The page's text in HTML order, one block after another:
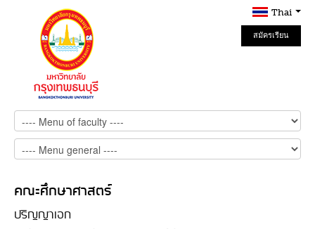
Thai
สมัครเรียน
Online
คณะศึกษาศาสตร์
ปริญญาเอก